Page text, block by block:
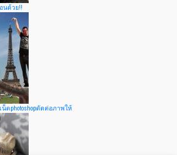
นด้วย!!
ตphotoshopตัดต่อภาพให้